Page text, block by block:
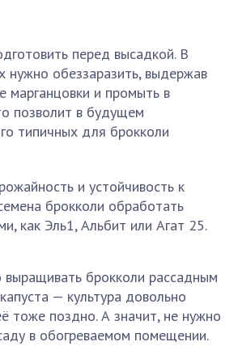
перед высадкой. В
нужно обеззаразить, выдержав
марганцовки и промыть в
позволит в будущем
типичных для брокколи
и устойчивость к
брокколи обработать
как Эль1, Альбит или Агат 25.
брокколи рассадным
— культура довольно
тоже поздно. А значит, не нужно
в обогреваемом помещении.